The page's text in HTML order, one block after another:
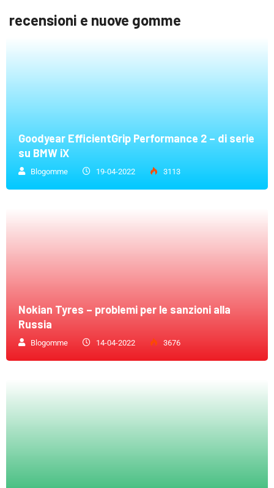
recensioni e nuove gomme
Goodyear EfficientGrip Performance 2 – di serie
su BMW iX
Blogomme 19-04-2022 3113
Nokian Tyres – problemi per le sanzioni alla
Russia
Blogomme 14-04-2022 3676